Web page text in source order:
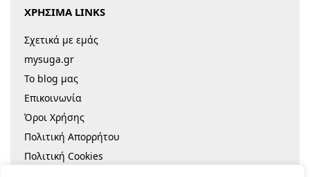
ΧΡΗΣΙΜΑ LINKS
Σχετικά με εμάς
mysuga.gr
Το blog μας
Επικοινωνία
Όροι Χρήσης
Πολιτική Απορρήτου
Πολιτική Cookies